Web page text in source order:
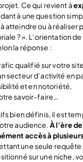
Ce qui revient à
à une question
atteindre ou à réaliser
? ». L’orientation
la réponse :
qualifié sur votre
secteur d’activité en
et en notoriété,
savoir-faire…
bien définis, il est
audience. À l’ère
accès à
une seule
sur une niche,